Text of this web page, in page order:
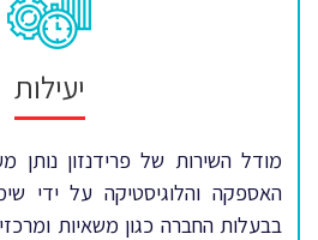
יעילות
מודל השירות של פרידנזון
האספקה והלוגיסטיקה על ידי
בבעלות החברה כגון משאיות